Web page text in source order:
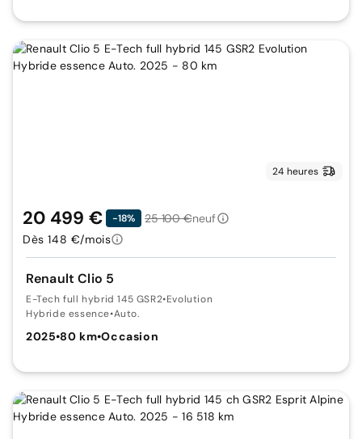
24 heures
Renault Clio 5
E-Tech full hybrid 145 GSR2•Evolution
Hybride essence•Auto.
2025•80 km•Occasion
20 499 € -18% 25 100 €neuf
Dès 148 €/mois